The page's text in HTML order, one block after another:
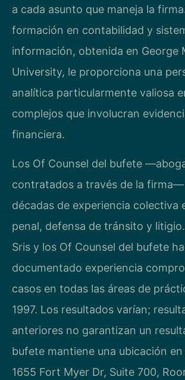
a cada asunto que maneja la
formación en contabilidad y
información, obtenida en George
University, le proporciona una
analítica particularmente valiosa
complejos que involucran
financiera.
Los Of Counsel del bufete
contratados a través de la
décadas de experiencia colectiva
penal, defensa de tránsito y
Sris y los Of Counsel del bufete
documentado experiencia
casos en todas las áreas de
1997. Los resultados varían;
anteriores no garantizan un
bufete mantiene una ubicación
1655 Fort Myer Dr, Suite 700,